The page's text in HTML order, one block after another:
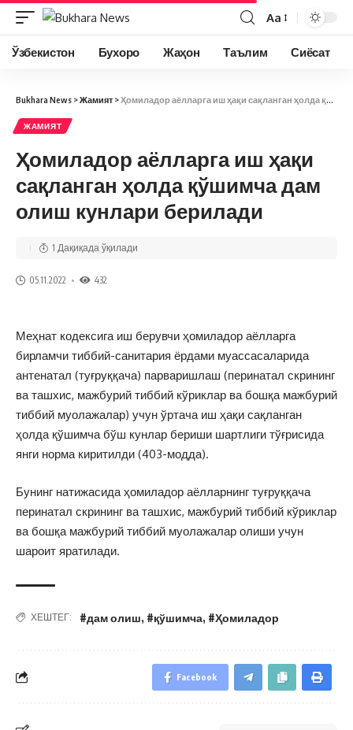
Aa
Ўзбекистон Бухоро Жаҳон Таълим Сиёсат
Bukhara News >Жамият >Ҳомиладор аёлларга иш ҳақи сақланган ҳолда қўшимча дам олиш кунлари берилади
ЖАМИЯТ
Ҳомиладор аёлларга иш ҳақи
сақланган ҳолда қўшимча дам
олиш кунлари берилади
05.11.2022 432
1 Дақиқада ўқилади
Меҳнат кодексига иш берувчи ҳомиладор аёлларга
бирламчи тиббий-санитария ёрдами муассасаларида
антенатал (туғруққача) парваришлаш (перинатал скрининг
ва ташхис, мажбурий тиббий кўриклар ва бошқа мажбурий
тиббий муолажалар) учун ўртача иш ҳақи сақланган
ҳолда қўшимча бўш кунлар бериши шартлиги тўғрисида
янги норма киритилди (403-модда).
Бунинг натижасида ҳомиладор аёлларнинг туғруққача
перинатал скрининг ва ташхис, мажбурий тиббий кўриклар
ва бошқа мажбурий тиббий муолажалар олиши учун
шароит яратилади.
ХЕШТЕГ: #дам олиш, #қўшимча, #Ҳомиладор
Facebook